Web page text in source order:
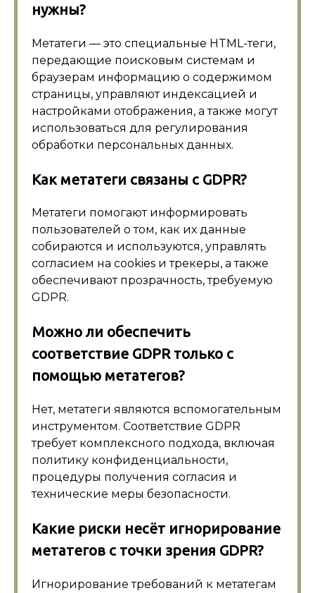
нужны?
Метатеги — это специальные HTML-теги,
передающие поисковым системам и
браузерам информацию о содержимом
страницы, управляют индексацией и
настройками отображения, а также могут
использоваться для регулирования
обработки персональных данных.
Как метатеги связаны с GDPR?
Метатеги помогают информировать
пользователей о том, как их данные
собираются и используются, управлять
согласием на cookies и трекеры, а также
обеспечивают прозрачность, требуемую
GDPR.
Можно ли обеспечить
соответствие GDPR только с
помощью метатегов?
Нет, метатеги являются вспомогательным
инструментом. Соответствие GDPR
требует комплексного подхода, включая
политику конфиденциальности,
процедуры получения согласия и
технические меры безопасности.
Какие риски несёт игнорирование
метатегов с точки зрения GDPR?
Игнорирование требований к метатегам